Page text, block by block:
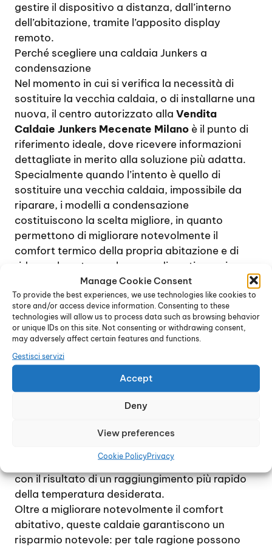
Manage Cookie Consent
To provide the best experiences, we use technologies like cookies to
store and/or access device information. Consenting to these
technologies will allow us to process data such as browsing behavior
or unique IDs on this site. Not consenting or withdrawing consent,
may adversely affect certain features and functions.
Gestisci servizi
Accept
Deny
View preferences
Cookie PolicyPrivacy
gestire il dispositivo a distanza, dall’interno
dell’abitazione, tramite l’apposito display
remoto.
Perché scegliere una caldaia Junkers a
condensazione
Nel momento in cui si verifica la necessità di
sostituire la vecchia caldaia, o di installarne una
nuova, il centro autorizzato alla Vendita
Caldaie Junkers Mecenate Milano è il punto di
riferimento ideale, dove ricevere informazioni
dettagliate in merito alla soluzione più adatta.
Specialmente quando l’intento è quello di
sostituire una vecchia caldaia, impossibile da
riparare, i modelli a condensazione
costituiscono la scelta migliore, in quanto
permettono di migliorare notevolmente il
comfort termico della propria abitazione e di
ridurre al contempo le spese di gestione e i
Grazie alla tecnologia innovativa sulla quale si
basano questi dispositivi, vengono utilizzati i
vapori di combustione, dalla temperatura molto
elevata, per incrementare la potenza
dell’impianto riscaldante. Infatti, una caldaia,
durante il processo di combustione,
normalmente genera vapori che possono
facilmente raggiungere anche una temperatura
Il sistema delle caldaie a condensazione
sfruttarlo per potenziare l’impianto riscaldante,
con il risultato di un raggiungimento più rapido
della temperatura desiderata.
Oltre a migliorare notevolmente il comfort
abitativo, queste caldaie garantiscono un
risparmio notevole: per tale ragione possono